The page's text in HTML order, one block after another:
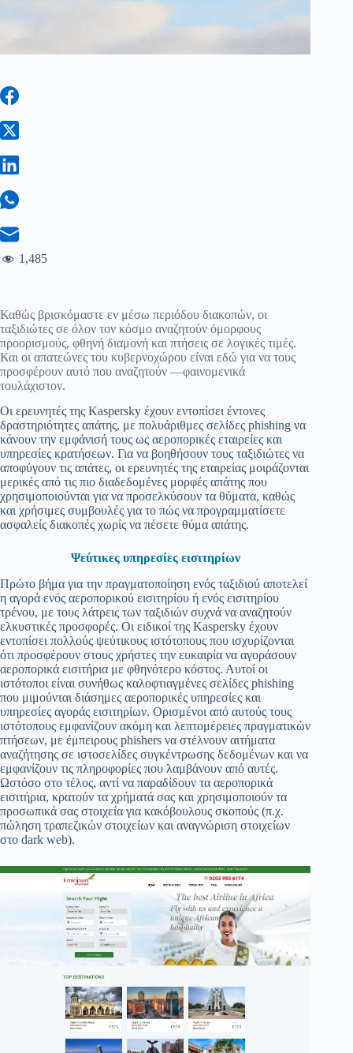
1,485
Καθώς βρισκόμαστε εν μέσω περιόδου διακοπών, οι
ταξιδιώτες σε όλον τον κόσμο αναζητούν όμορφους
προορισμούς, φθηνή διαμονή και πτήσεις σε λογικές τιμές.
Και οι απατεώνες του κυβερνοχώρου είναι εδώ για να τους
προσφέρουν αυτό που αναζητούν —φαινομενικά
τουλάχιστον.
Οι ερευνητές της Kaspersky έχουν εντοπίσει έντονες
δραστηριότητες απάτης, με πολυάριθμες σελίδες phishing να
κάνουν την εμφάνισή τους ως αεροπορικές εταιρείες και
υπηρεσίες κρατήσεων. Για να βοηθήσουν τους ταξιδιώτες να
αποφύγουν τις απάτες, οι ερευνητές της εταιρείας μοιράζονται
μερικές από τις πιο διαδεδομένες μορφές απάτης που
χρησιμοποιούνται για να προσελκύσουν τα θύματα, καθώς
και χρήσιμες συμβουλές για το πώς να προγραμματίσετε
ασφαλείς διακοπές χωρίς να πέσετε θύμα απάτης.
Ψεύτικες υπηρεσίες εισιτηρίων
Πρώτο βήμα για την πραγματοποίηση ενός ταξιδιού αποτελεί
η αγορά ενός αεροπορικού εισιτηρίου ή ενός εισιτηρίου
τρένου, με τους λάτρεις των ταξιδιών συχνά να αναζητούν
ελκυστικές προσφορές. Οι ειδικοί της Kaspersky έχουν
εντοπίσει πολλούς ψεύτικους ιστότοπους που ισχυρίζονται
ότι προσφέρουν στους χρήστες την ευκαιρία να αγοράσουν
αεροπορικά εισιτήρια με φθηνότερο κόστος. Αυτοί οι
ιστότοποι είναι συνήθως καλοφτιαγμένες σελίδες phishing
που μιμούνται διάσημες αεροπορικές υπηρεσίες και
υπηρεσίες αγοράς εισιτηρίων. Ορισμένοι από αυτούς τους
ιστότοπους εμφανίζουν ακόμη και λεπτομέρειες πραγματικών
πτήσεων, με έμπειρους phishers να στέλνουν αιτήματα
αναζήτησης σε ιστοσελίδες συγκέντρωσης δεδομένων και να
εμφανίζουν τις πληροφορίες που λαμβάνουν από αυτές.
Ωστόσο στο τέλος, αντί να παραδίδουν τα αεροπορικά
εισιτήρια, κρατούν τα χρήματά σας και χρησιμοποιούν τα
προσωπικά σας στοιχεία για κακόβουλους σκοπούς (π.χ.
πώληση τραπεζικών στοιχείων και αναγνώριση στοιχείων
στο dark web).